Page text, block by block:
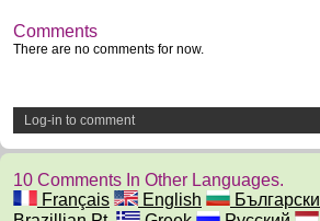
Comments
There are no comments for now.
Log-in to comment
10 Comments In Other Languages.
Français
English Български